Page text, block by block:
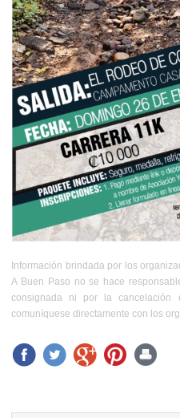
Información brindada por los
A Buen Paso no se hace
consignada ni por la cancelación
comuníquese directamente con los